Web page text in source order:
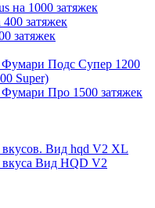
на 1000 затяжек
затяжек
затяжек
Подс Супер 1200
Super)
Про 1500 затяжек
вкусов. Вид hqd V2 XL
вкуса Вид HQD V2